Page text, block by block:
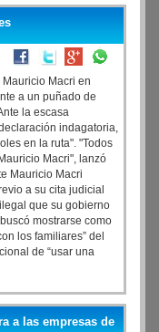
Mauricio Macri en
a un puñado de
la escasa
indagatoria,
en la ruta". "Todos
Macri", lanzó
Mauricio Macri
a su cita judicial
que su gobierno
mostrarse como
los familiares” del
de “usar una
a las empresas de